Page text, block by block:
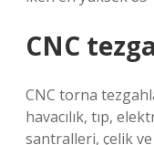
CNC
CNC torna
havacılık, tıp,
santralleri, çelik